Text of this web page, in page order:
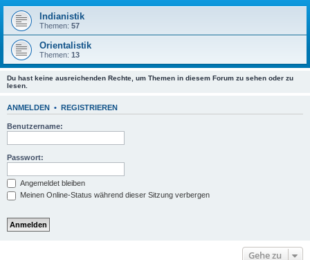
Indianistik
Themen: 57
Orientalistik
Themen: 13
Du hast keine ausreichenden Rechte, um Themen in diesem Forum zu sehen oder zu
lesen.
ANMELDEN • REGISTRIEREN
Benutzername:
Passwort:
Angemeldet bleiben
Meinen Online-Status während dieser Sitzung verbergen
Gehe zu